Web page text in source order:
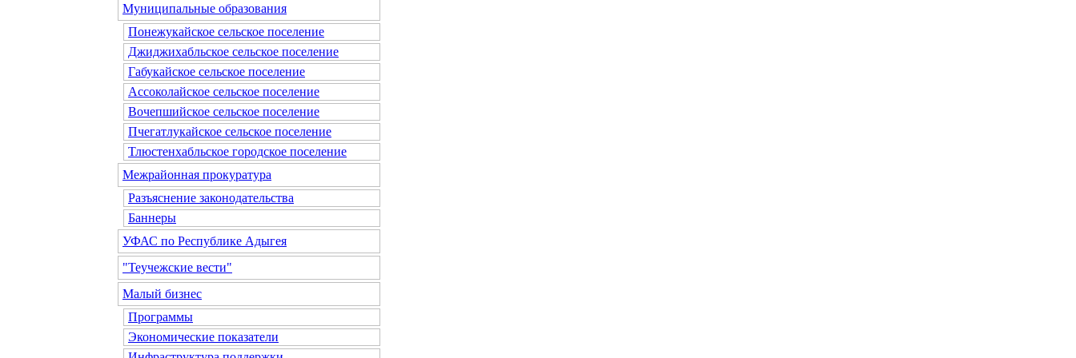
Муниципальные образования
Понежукайское сельское поселение
Джиджихабльское сельское поселение
Габукайское сельское поселение
Ассоколайское сельское поселение
Вочепшийское сельское поселение
Пчегатлукайское сельское поселение
Тлюстенхабльское городское поселение
Межрайонная прокуратура
Разъяснение законодательства
Баннеры
УФАС по Республике Адыгея
"Теучежские вести"
Малый бизнес
Программы
Экономические показатели